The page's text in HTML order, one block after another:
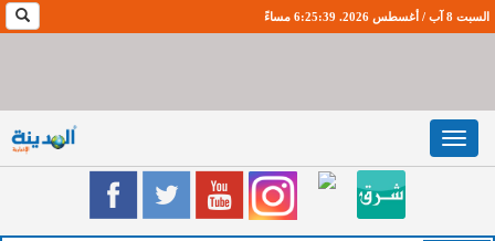
السبت 8 آب / أغسطس 2026. 6:25:40 مساءً
Toggle
navigation